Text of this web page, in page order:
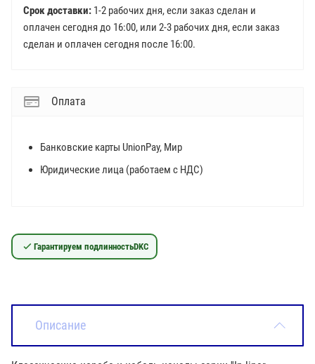
Срок доставки: 1-2 рабочих дня, если заказ сделан и
оплачен сегодня до 16:00, или 2-3 рабочих дня, если заказ
сделан и оплачен сегодня после 16:00.
Оплата
Банковские карты UnionPay, Мир
Юридические лица (работаем с НДС)
Гарантируем подлинностьDKC
Описание